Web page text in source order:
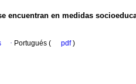
encuentran en medidas
· Portugués ( pdf)